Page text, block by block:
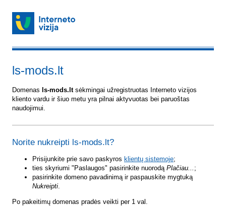
ls-mods.lt
Domenas ls-mods.ltsėkmingai užregistruotas Interneto vizijos
kliento vardu ir šiuo metu yra pilnai aktyvuotas bei paruoštas
naudojimui.
Norite nukreipti ls-mods.lt?
Prisijunkite prie savo paskyros klientų sistemoje;
ties skyriumi "Paslaugos" pasirinkite nuorodą Plačiau... ;
pasirinkite domeno pavadinimą ir paspauskite mygtuką
Nukreipti.
Po pakeitimų domenas pradės veikti per 1 val.